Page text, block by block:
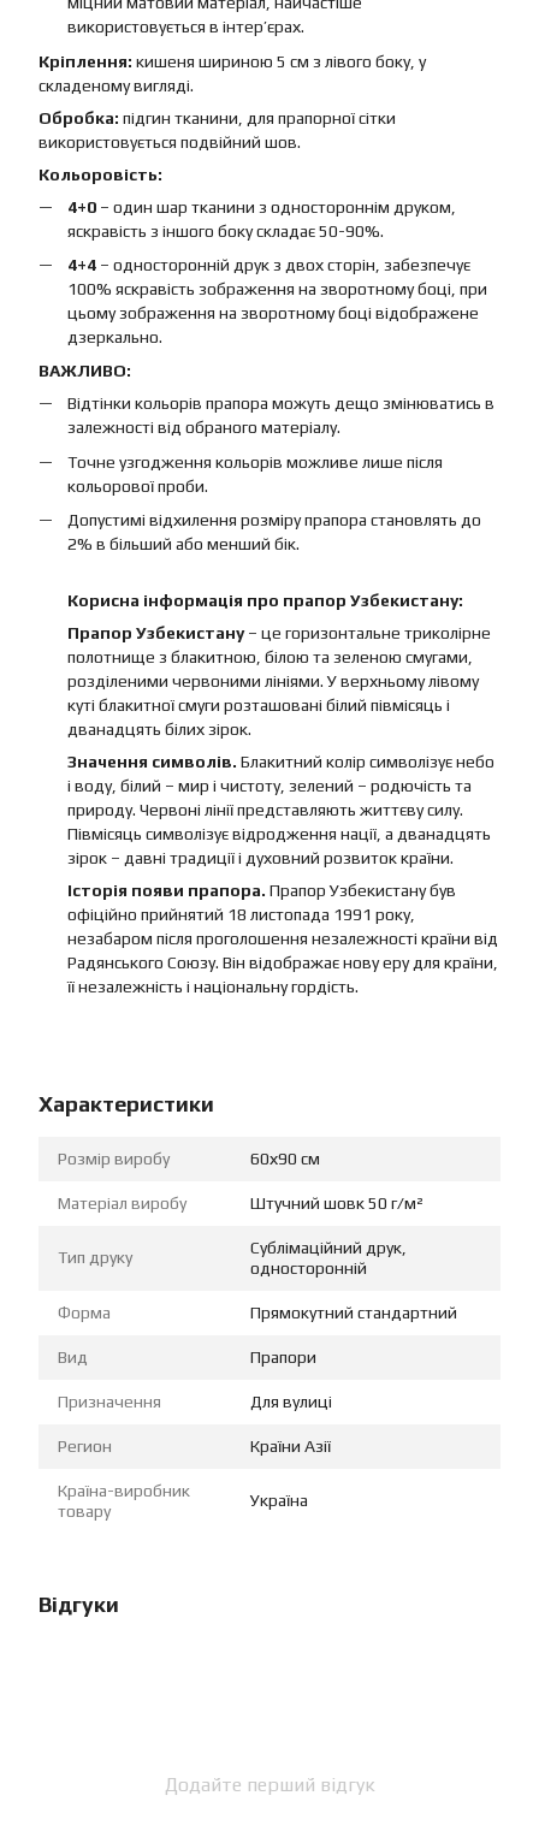
використовується в інтер’єрах.
Кріплення: кишеня шириною 5 см з лівого боку, у
складеному вигляді.
Обробка: підгин тканини, для прапорної сітки
використовується подвійний шов.
Кольоровість:
4+0 – один шар тканини з одностороннім друком,
яскравість з іншого боку складає 50-90%.
4+4 – односторонній друк з двох сторін, забезпечує
100% яскравість зображення на зворотному боці, при
цьому зображення на зворотному боці відображене
дзеркально.
ВАЖЛИВО:
Відтінки кольорів прапора можуть дещо змінюватись в
залежності від обраного матеріалу.
Точне узгодження кольорів можливе лише після
кольорової проби.
Допустимі відхилення розміру прапора становлять до
2% в більший або менший бік.
Корисна інформація про прапор Узбекистану:
Прапор Узбекистану– це горизонтальне триколірне
полотнище з блакитною, білою та зеленою смугами,
розділеними червоними лініями. У верхньому лівому
куті блакитної смуги розташовані білий півмісяць і
дванадцять білих зірок.
Значення символів. Блакитний колір символізує небо
і воду, білий – мир і чистоту, зелений – родючість та
природу. Червоні лінії представляють життєву силу.
Півмісяць символізує відродження нації, а дванадцять
зірок – давні традиції і духовний розвиток країни.
Історія появи прапора. Прапор Узбекистану був
офіційно прийнятий 18 листопада 1991 року,
незабаром після проголошення незалежності країни від
Радянського Союзу. Він відображає нову еру для країни,
її незалежність і національну гордість.
Характеристики
Розмір виробу 60х90 см
Матеріал виробу Штучний шовк 50 г/м²
Тип друку
Сублімаційний друк,
односторонній
Форма Прямокутний стандартний
Вид Прапори
Призначення Для вулиці
Регион Країни Азії
Країна-виробник
товару
Україна
Відгуки
Додайте перший відгук